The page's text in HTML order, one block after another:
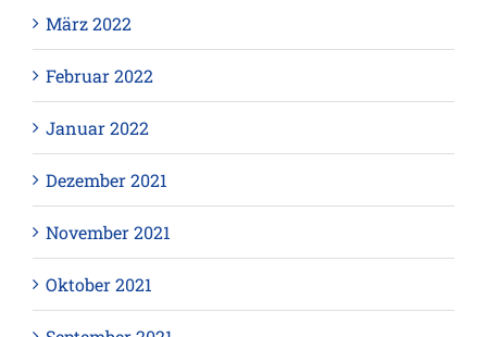
März 2022
Februar 2022
Januar 2022
Dezember 2021
November 2021
Oktober 2021